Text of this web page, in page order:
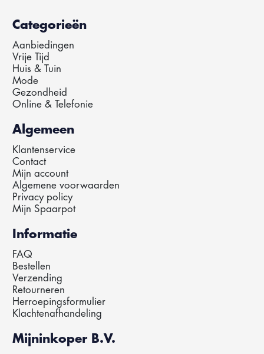
Categorieën
Aanbiedingen
Vrije Tijd
Huis & Tuin
Mode
Gezondheid
Online & Telefonie
Algemeen
Klantenservice
Contact
Mijn account
Algemene voorwaarden
Privacy policy
Mijn Spaarpot
Informatie
FAQ
Bestellen
Verzending
Retourneren
Herroepingsformulier
Klachtenafhandeling
Mijninkoper B.V.